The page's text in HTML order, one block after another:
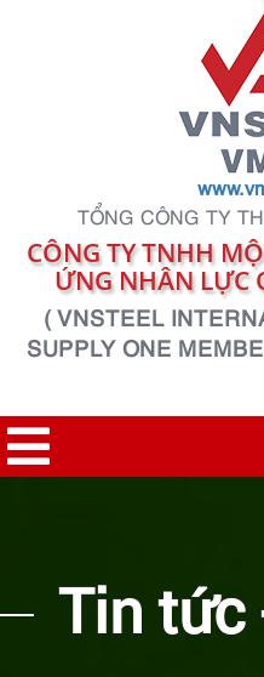
TỔNG CÔNG TY
CÔNG TY TNHH
ỨNG NHÂN LỰC
( VNSTEEL
SUPPLY ONE
Tin tức